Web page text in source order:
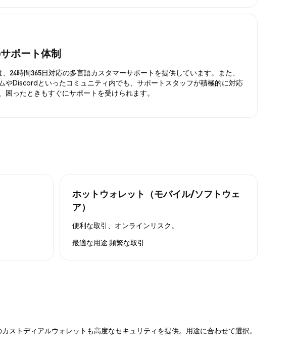
ポート体制
、24時間365日対応の多言語カスタマーサポートを提供しています。また、
やDiscordといったコミュニティ内でも、サポートスタッフが積極的に対応
困ったときもすぐにサポートを受けられます。
ホットウォレット（モバイル/ソフトウェ
ア）
便利な取引、オンラインリスク。
最適な用途 頻繁な取引
トディアルウォレットも高度なセキュリティを提供。用途に合わせて選択。